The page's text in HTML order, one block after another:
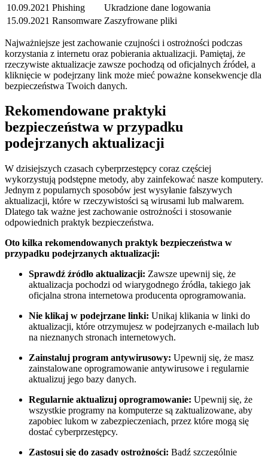
10.09.2021 Phishing
Ukradzione dane logowania
15.09.2021 Ransomware Zaszyfrowane pliki
Najważniejsze ​jest zachowanie czujności ‌i ostrożności podczas
korzystania z internetu oraz pobierania aktualizacji. Pamiętaj, że
rzeczywiste aktualizacje ⁤zawsze pochodzą ⁣od‌ oficjalnych⁢ źródeł, a
kliknięcie w podejrzany⁤ link może ⁣mieć poważne konsekwencje dla
bezpieczeństwa Twoich danych.
Rekomendowane praktyki
bezpieczeństwa ⁣w przypadku
podejrzanych aktualizacji
W⁣ dzisiejszych czasach cyberprzestępcy coraz częściej
wykorzystują podstępne metody, aby zainfekować nasze komputery.​
Jednym z popularnych sposobów ⁤jest wysyłanie fałszywych
aktualizacji, które w rzeczywistości są wirusami lub malwarem.
Dlatego tak ważne jest zachowanie ostrożności​ i stosowanie​
odpowiednich praktyk bezpieczeństwa.
Oto kilka rekomendowanych praktyk bezpieczeństwa w
przypadku ⁣podejrzanych aktualizacji:
Sprawdź źródło aktualizacji: Zawsze upewnij się, że
aktualizacja ⁣pochodzi od wiarygodnego źródła, takiego jak
oficjalna strona internetowa producenta oprogramowania.
Nie​ klikaj w podejrzane ​linki: Unikaj klikania w linki do
aktualizacji, które otrzymujesz ‌w podejrzanych e-mailach lub
na nieznanych stronach internetowych.
Zainstaluj program antywirusowy: ⁢Upewnij się, że masz
zainstalowane oprogramowanie antywirusowe i regularnie
aktualizuj jego ⁤bazy danych.
Regularnie aktualizuj oprogramowanie: Upewnij się, że
wszystkie programy na komputerze są zaktualizowane, aby
zapobiec lukom w zabezpieczeniach, przez które​ mogą się
dostać cyberprzestępcy.
Zastosuj się do ⁤zasady ostrożności: Bądź szczególnie